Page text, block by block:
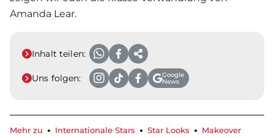
Amanda Lear.
Inhalt teilen:
Uns folgen:
Google
News
Mehr zu Internationale Stars Star Looks Makeover